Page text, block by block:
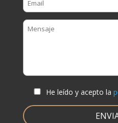
He leído y acepto la